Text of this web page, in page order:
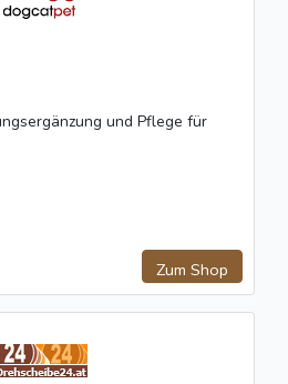
und Pflege für
Zum Shop